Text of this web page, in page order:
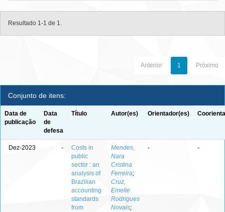
Resultado 1-1 de 1.
Anterior 1 Próximo
Conjunto de itens:
Data de
publicação
Data
de
defesa
Título Autor(es) Orientador(es)
Dez-2023 -
Costs in
public
sector : an
analysis of
Brazilian
accounting
standards
from
Mendes,
Nara
Cristina
Ferreira;
Cruz,
Emelle
Rodrigues
Novais;
- -